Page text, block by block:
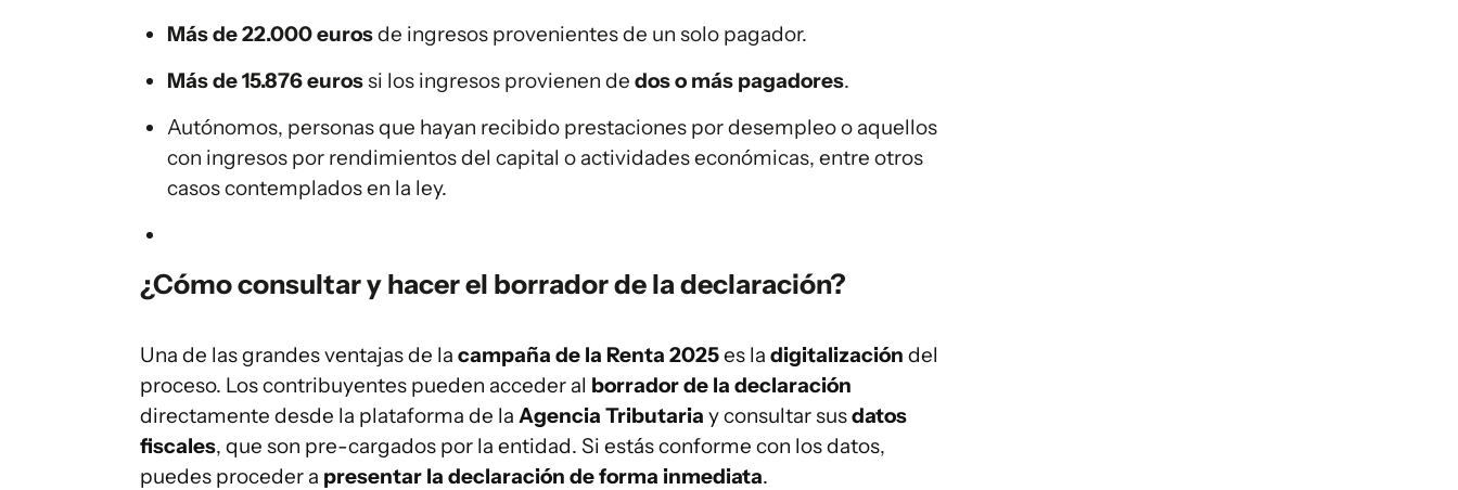
Más de 22.000 eurosde ingresos provenientes de un solo pagador.
Más de 15.876 eurossi los ingresos provienen de dos o más pagadores.
Autónomos, personas que hayan recibido prestaciones por desempleo o aquellos
con ingresos por rendimientos del capital o actividades económicas, entre otros
casos contemplados en la ley.
¿Cómo consultar y hacer el borrador de la declaración?
Una de las grandes ventajas de la campaña de la Renta 2025es la digitalización del
proceso. Los contribuyentes pueden acceder al borrador de la declaración
directamente desde la plataforma de la Agencia Tributaria y consultar susdatos
fiscales, que son pre-cargados por la entidad. Si estás conforme con los datos,
puedes proceder a presentar la declaración de forma inmediata.